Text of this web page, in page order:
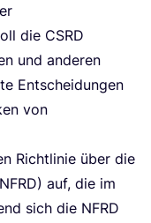
die CSRD
und ande­ren
Ent­schei­dun­gen
von
Richt­li­nie über die
NFRD) auf, die im
sich die NFRD